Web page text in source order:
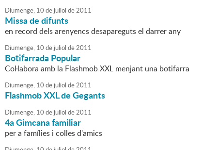
Diumenge, 10 de juliol de2011
Missa de difunts
en record dels arenyencs desapareguts el darrer any
Diumenge, 10 de juliol de2011
Botifarrada Popular
Col·labora amb la Flashmob XXL menjant una botifarra
Diumenge, 10 de juliol de2011
Flashmob XXL de Gegants
Diumenge, 10 de juliol de2011
4a Gimcana familiar
per a famílies i colles d'amics